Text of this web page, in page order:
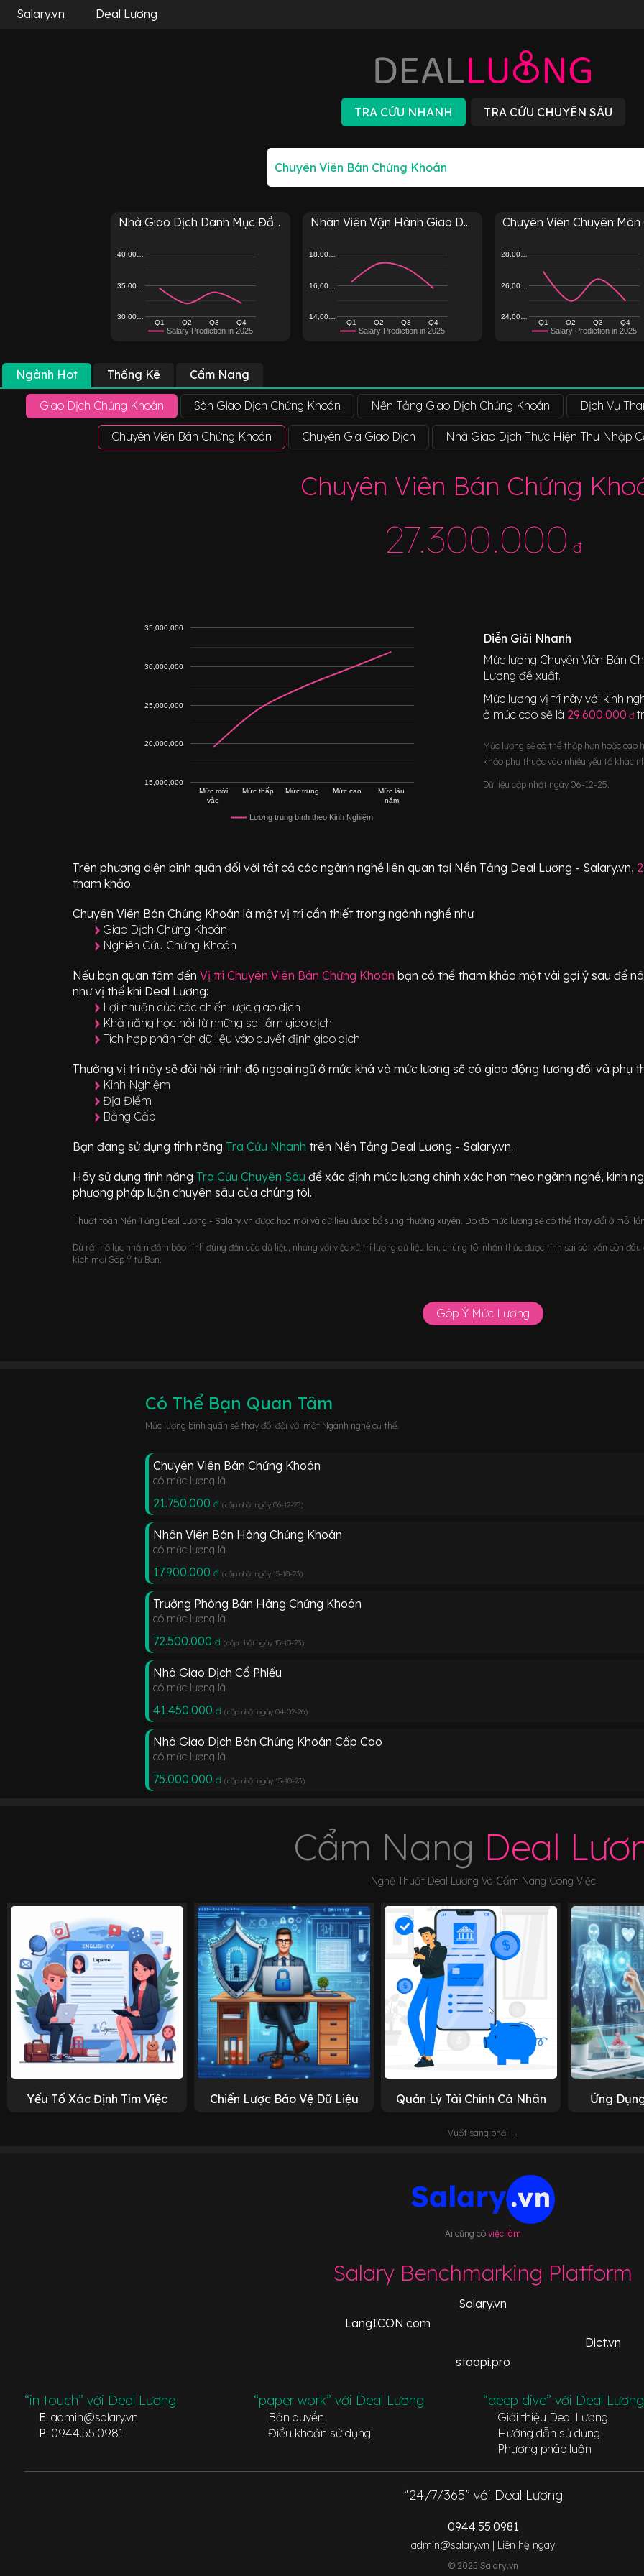
Salary.vn Deal Lương
Nhà Giao Dịch Danh Mục Đầ...
Salary Prediction in 2025
Q1 Q2 Q3 Q4
30,00…
35,00…
40,00…
Nhân Viên Vận Hành Giao D...
Salary Prediction in 2025
Q1 Q2 Q3 Q4
14,00…
16,00…
18,00…
Chuyên Viên Chuyên Môn
Salary Prediction in 2025
Q1 Q2 Q3 Q4
24,00…
26,00…
28,00…
Ngành Hot Thống Kê Cẩm Nang
Giao Dịch Chứng Khoán Sàn Giao Dịch Chứng Khoán Nền Tảng Giao Dịch Chứng Khoán Dịch Vụ
Chuyên Viên Bán Chứng Khoán Chuyên Gia Giao Dịch Nhà Giao Dịch Thực Hiện Thu Nhập
Chuyên Viên Bán Chứng
27.300.000 đ
Lương trung bình theo Kinh Nghiệm
Mức mới
vào
Mức thấp Mức trung Mức cao
Mức lâu
năm
15,000,000
20,000,000
25,000,000
30,000,000
35,000,000
Diễn Giải Nhanh
Mức lương Chuyên Viên Bán
Lương đề xuất.
Mức lương vị trí này với kinh
ở mức cao sẽ là 29.600.000 đ
Mức lương sẽ có thể thấp hơn hoặc
khảo phụ thuộc vào nhiều yếu tố khác
Dữ liệu cập nhật ngày 06-12-25.
Trên phương diện bình quân đối với tất cả các ngành nghề liên quan tại Nền Tảng Deal Lương - Salary.vn,
tham khảo.
Chuyên Viên Bán Chứng Khoán là một vị trí cần thiết trong ngành nghề như
Giao Dịch Chứng Khoán
Nghiên Cứu Chứng Khoán
Nếu bạn quan tâm đến Vị trí Chuyên Viên Bán Chứng Khoán bạn có thể tham khảo một vài gợi ý sau để
như vị thế khi Deal Lương:
Lợi nhuận của các chiến lược giao dịch
Khả năng học hỏi từ những sai lầm giao dịch
Tích hợp phân tích dữ liệu vào quyết định giao dịch
Thường vị trí này sẽ đòi hỏi trình độ ngoại ngữ ở mức khá và mức lương sẽ có giao động tương đối và phụ
Kinh Nghiệm
Địa Điểm
Bằng Cấp
Bạn đang sử dụng tính năng Tra Cứu Nhanh trên Nền Tảng Deal Lương - Salary.vn.
Hãy sử dụng tính năng Tra Cứu Chuyên Sâu để xác định mức lương chính xác hơn theo ngành nghề, kinh
phương pháp luận chuyên sâu của chúng tôi.
Thuật toán Nền Tảng Deal Lương - Salary.vn được học mới và dữ liệu được bổ sung thường xuyên. Do đó mức lương sẽ có thể thay đổi ở mỗi
Dù rất nổ lực nhằm đảm bảo tính đúng đắn của dữ liệu, nhưng với việc xử trí lượng dữ liệu lớn, chúng tôi nhận thức được tính sai sót vẫn còn
kích mọi Góp Ý từ Bạn.
Góp Ý Mức Lương
Có Thể Bạn Quan Tâm
Mức lương bình quân sẽ thay đổi đối với một Ngành nghề cụ thể.
Chuyên Viên Bán Chứng Khoán
có mức lương là
21.750.000 đ (cập nhật ngày 06-12-25)
Nhân Viên Bán Hàng Chứng Khoán
có mức lương là
17.900.000 đ (cập nhật ngày 15-10-23)
Trưởng Phòng Bán Hàng Chứng Khoán
có mức lương là
72.500.000 đ (cập nhật ngày 15-10-23)
Nhà Giao Dịch Cổ Phiếu
có mức lương là
41.450.000 đ (cập nhật ngày 04-02-26)
Nhà Giao Dịch Bán Chứng Khoán Cấp Cao
có mức lương là
75.000.000 đ (cập nhật ngày 15-10-23)
Cẩm Nang Deal
Nghệ Thuật Deal Lương Và Cẩm Nang Công Việc
Yếu Tố Xác Định Tìm Việc Chiến Lược Bảo Vệ Dữ Liệu Quản Lý Tài Chính Cá Nhân Ứng
Vuốt sang phải →
Ai cũng cóviệc làm
Salary Benchmarking Platform
Salary.vn
LangICON.com
Dict.vn
staapi.pro
“in touch” với Deal Lương
E: admin@salary.vn
P: 0944.55.0981
“paper work” với Deal Lương
Bản quyền
Điều khoản sử dụng
“deep dive” với Deal Lương
Giới thiệu Deal Lương
Hướng dẫn sử dụng
Phương pháp luận
“24/7/365” với Deal Lương
0944.55.0981
admin@salary.vn | Liên hệ ngay
© 2025 Salary.vn